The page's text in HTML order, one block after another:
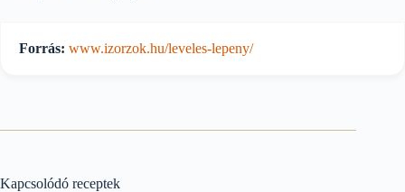
Forrás: www.izorzok.hu/leveles-lepeny/
Kapcsolódó receptek